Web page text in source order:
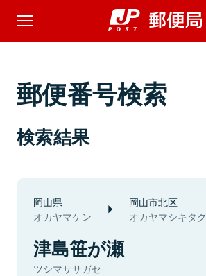
郵便番号検索
検索結果
岡山県
オカヤマケン
岡山市北区
オカヤマシキタク
津島笹が瀬
ツシマササガセ